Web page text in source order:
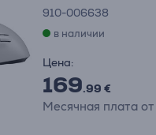
910-006638
в наличии
Цена:
169.99 €
Месячная плата